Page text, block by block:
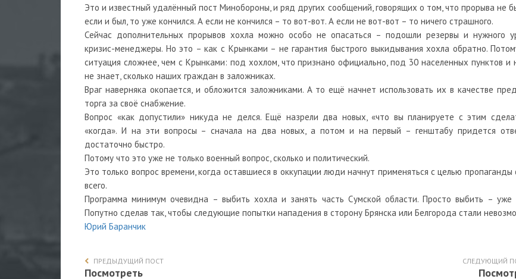
Это и известный удалённый пост Минобороны, и ряд других сообщений, говорящих о том, что прорыва не
если и был, то уже кончился. А если не кончился – то вот-вот. А если не вот-вот – то ничего страшного.
Сейчас дополнительных прорывов хохла можно особо не опасаться – подошли резервы и нужного
кризис-менеджеры. Но это – как с Крынками – не гарантия быстрого выкидывания хохла обратно.
ситуация сложнее, чем с Крынками: под хохлом, что признано официально, под 30 населенных пунктов и
не знает, сколько наших граждан в заложниках.
Враг наверняка окопается, и обложится заложниками. А то ещё начнет использовать их в качестве
торга за своё снабжение.
Вопрос «как допустили» никуда не делся. Ещё назрели два новых, «что вы планируете с этим
«когда». И на эти вопросы – сначала на два новых, а потом и на первый – генштабу придется
достаточно быстро.
Потому что это уже не только военный вопрос, сколько и политический.
Это только вопрос времени, когда оставшиеся в оккупации люди начнут применяться с целью пропаганды
всего.
Программа минимум очевидна – выбить хохла и занять часть Сумской области. Просто выбить – уже
Попутно сделав так, чтобы следующие попытки нападения в сторону Брянска или Белгорода стали
Юрий Баранчик
ПРЕДЫДУЩИЙ ПОСТ
Посмотреть
СЛЕДУЮЩИЙ